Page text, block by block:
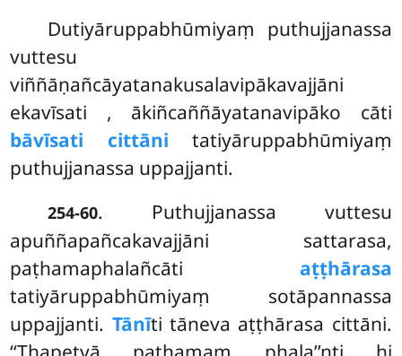
Dutiyāruppabhūmiyaṃ puthujjanassa
vuttesu
viññāṇañcāyatanakusalavipākavajjāni
ekavīsati , ākiñcaññāyatanavipāko cāti
bāvīsati cittāni tatiyāruppabhūmiyaṃ
puthujjanassa uppajjanti.
254-60. Puthujjanassa vuttesu
apuññapañcakavajjāni sattarasa,
paṭhamaphalañcāti aṭṭhārasa
tatiyāruppabhūmiyaṃ sotāpannassa
uppajjanti. Tānīti tāneva aṭṭhārasa cittāni.